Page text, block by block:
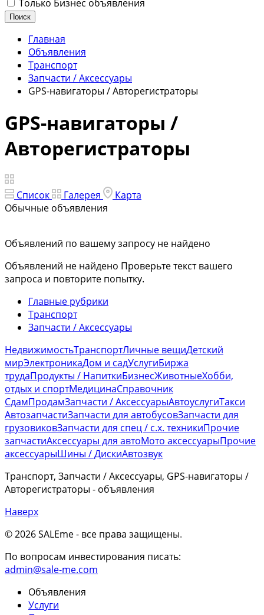
Только Бизнес объявления
Поиск
Главная
Объявления
Транспорт
Запчасти / Аксессуары
GPS-навигаторы / Авторегистраторы
GPS-навигаторы /
Авторегистраторы
Список Галерея
Карта
Обычные объявления
Объявлений по вашему запросу не найдено
Объявлений не найдено Проверьте текст вашего
запроса и повторите попытку.
Главные рубрики
Транспорт
Запчасти / Аксессуары
НедвижимостьТранспортЛичные вещиДетский
мирЭлектроникаДом и садУслугиБиржа
трудаПродукты / НапиткиБизнесЖивотныеХобби,
отдых и спортМедицинаСправочник
СдамПродамЗапчасти / АксессуарыАвтоуслугиТакси
АвтозапчастиЗапчасти для автобусовЗапчасти для
грузовиковЗапчасти для спец / с.х. техникиПрочие
запчастиАксессуары для автоМото аксессуарыПрочие
аксессуарыШины / ДискиАвтозвук
Транспорт, Запчасти / Аксессуары, GPS-навигаторы /
Авторегистраторы - объявления
Наверх
© 2026 SALEme - все права защищены.
По вопросам инвестирования писать:
admin@sale-me.com
Объявления
Услуги